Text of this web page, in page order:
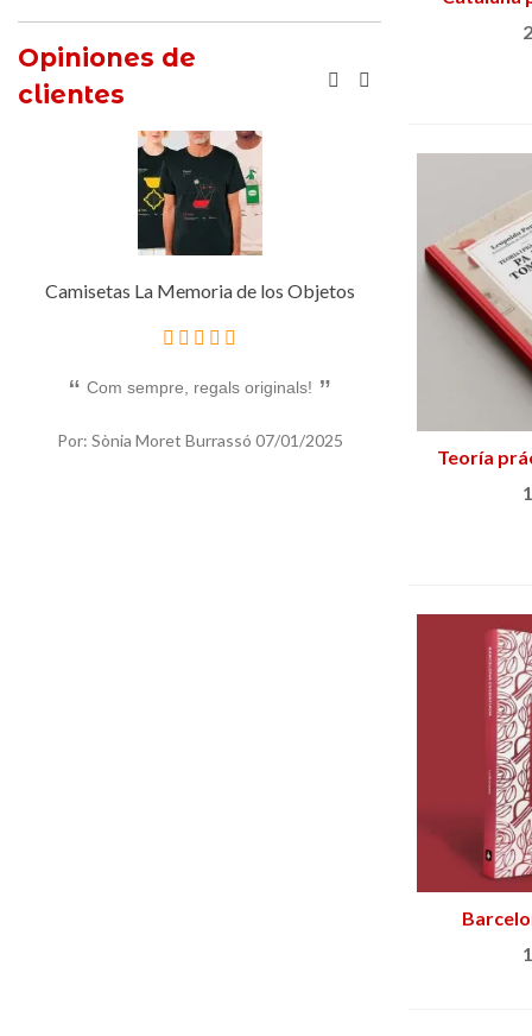
Opiniones de
clientes
Camisetas La Memoria de los Objetos
Com sempre, regals originals!
Por: Sònia Moret Burrassó 07/01/2025
Media
Un bon regal
Por: Sònia
Teoría